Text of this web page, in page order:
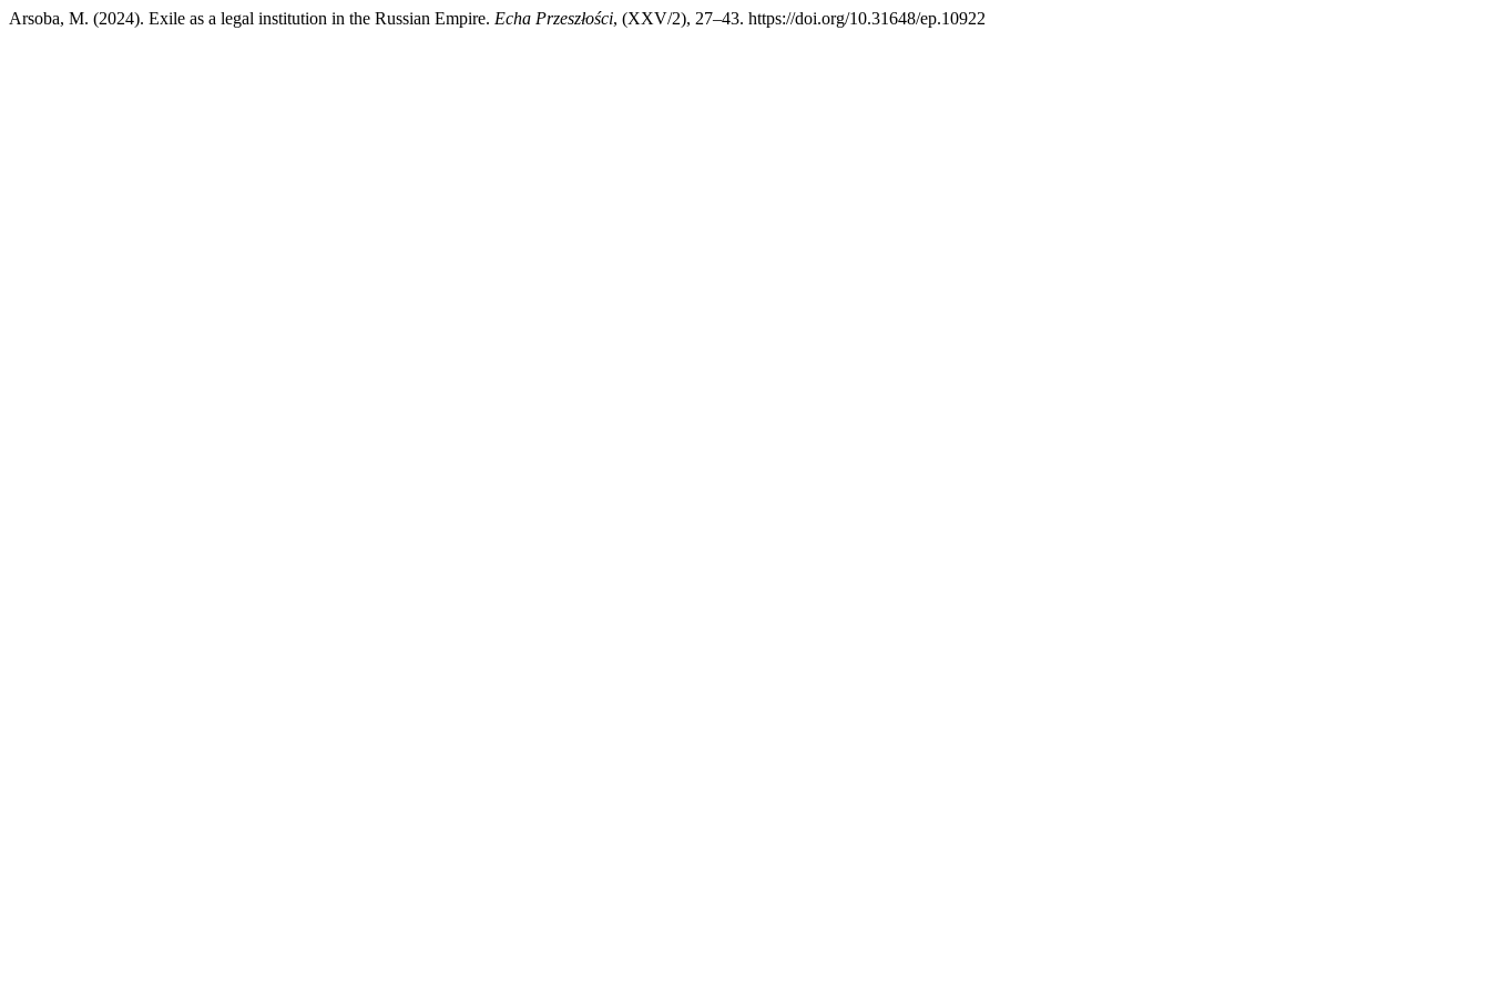
Arsoba, M. (2024). Exile as a legal institution in the Russian Empire. Echa Przeszłości, (XXV/2), 27–43. https://doi.org/10.31648/ep.10922